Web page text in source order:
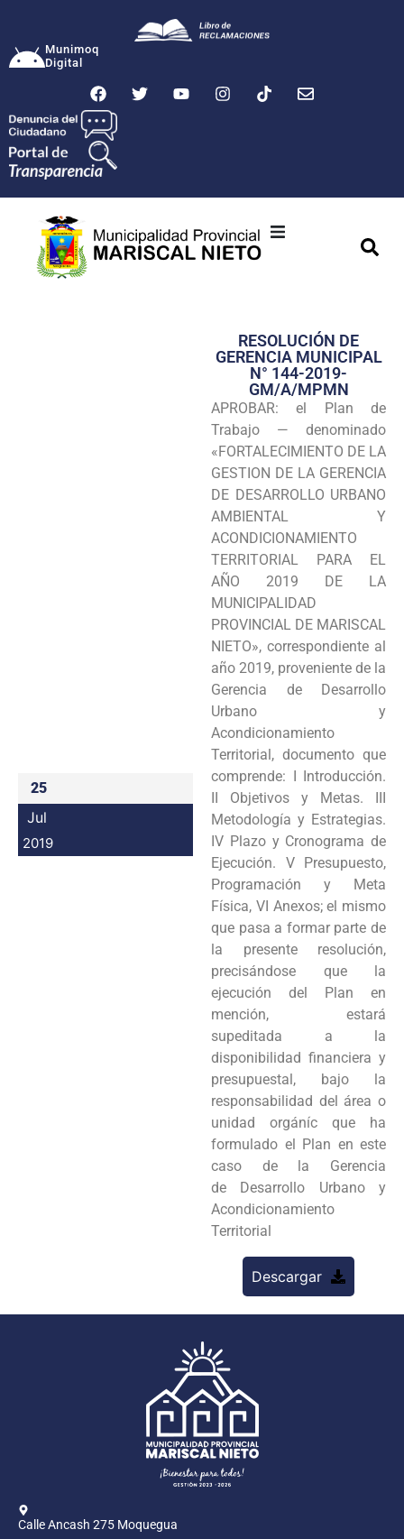
Munimoq
Digital
Transparencia
Seguridad
Programas
Intranet
25
Jul
2019
RESOLUCIÓN DE
GERENCIA MUNICIPAL
N° 144-2019-
GM/A/MPMN
APROBAR: el Plan de
Trabajo — denominado
«FORTALECIMIENTO DE LA
GESTION DE LA GERENCIA
DE DESARROLLO URBANO
AMBIENTAL Y
ACONDICIONAMIENTO
TERRITORIAL PARA EL
AÑO 2019 DE LA
MUNICIPALIDAD
PROVINCIAL DE MARISCAL
NIETO», correspondiente al
año 2019, proveniente de la
Gerencia de Desarrollo
Urbano y
Acondicionamiento
Territorial, documento que
comprende: I Introducción.
II Objetivos y Metas. III
Metodología y Estrategias.
IV Plazo y Cronograma de
Ejecución. V Presupuesto,
Programación y Meta
Física, VI Anexos; el mismo
que pasa a formar parte de
la presente resolución,
precisándose que la
ejecución del Plan en
mención, estará
supeditada a la
disponibilidad financiera y
presupuestal, bajo la
responsabilidad del área o
unidad orgáníc que ha
formulado el Plan en este
caso de la Gerencia
de Desarrollo Urbano y
Acondicionamiento
Territorial
Descargar
Calle Ancash 275 Moquegua